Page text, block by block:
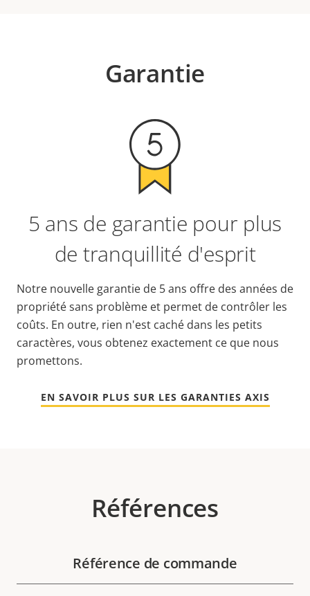
Garantie
5 ans de garantie pour plus
de tranquillité d'esprit
Notre nouvelle garantie de 5 ans offre des années de
propriété sans problème et permet de contrôler les
coûts. En outre, rien n'est caché dans les petits
caractères, vous obtenez exactement ce que nous
promettons.
EN SAVOIR PLUS SUR LES GARANTIES AXIS
Références
Référence de commande